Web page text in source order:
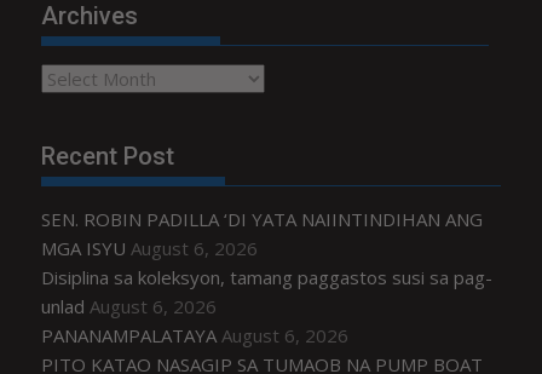
Archives
Archives
Recent Post
SEN. ROBIN PADILLA ‘DI YATA NAIINTINDIHAN ANG
MGA ISYU August 6, 2026
Disiplina sa koleksyon, tamang paggastos susi sa pag-
unlad August 6, 2026
PANANAMPALATAYA August 6, 2026
PITO KATAO NASAGIP SA TUMAOB NA PUMP BOAT